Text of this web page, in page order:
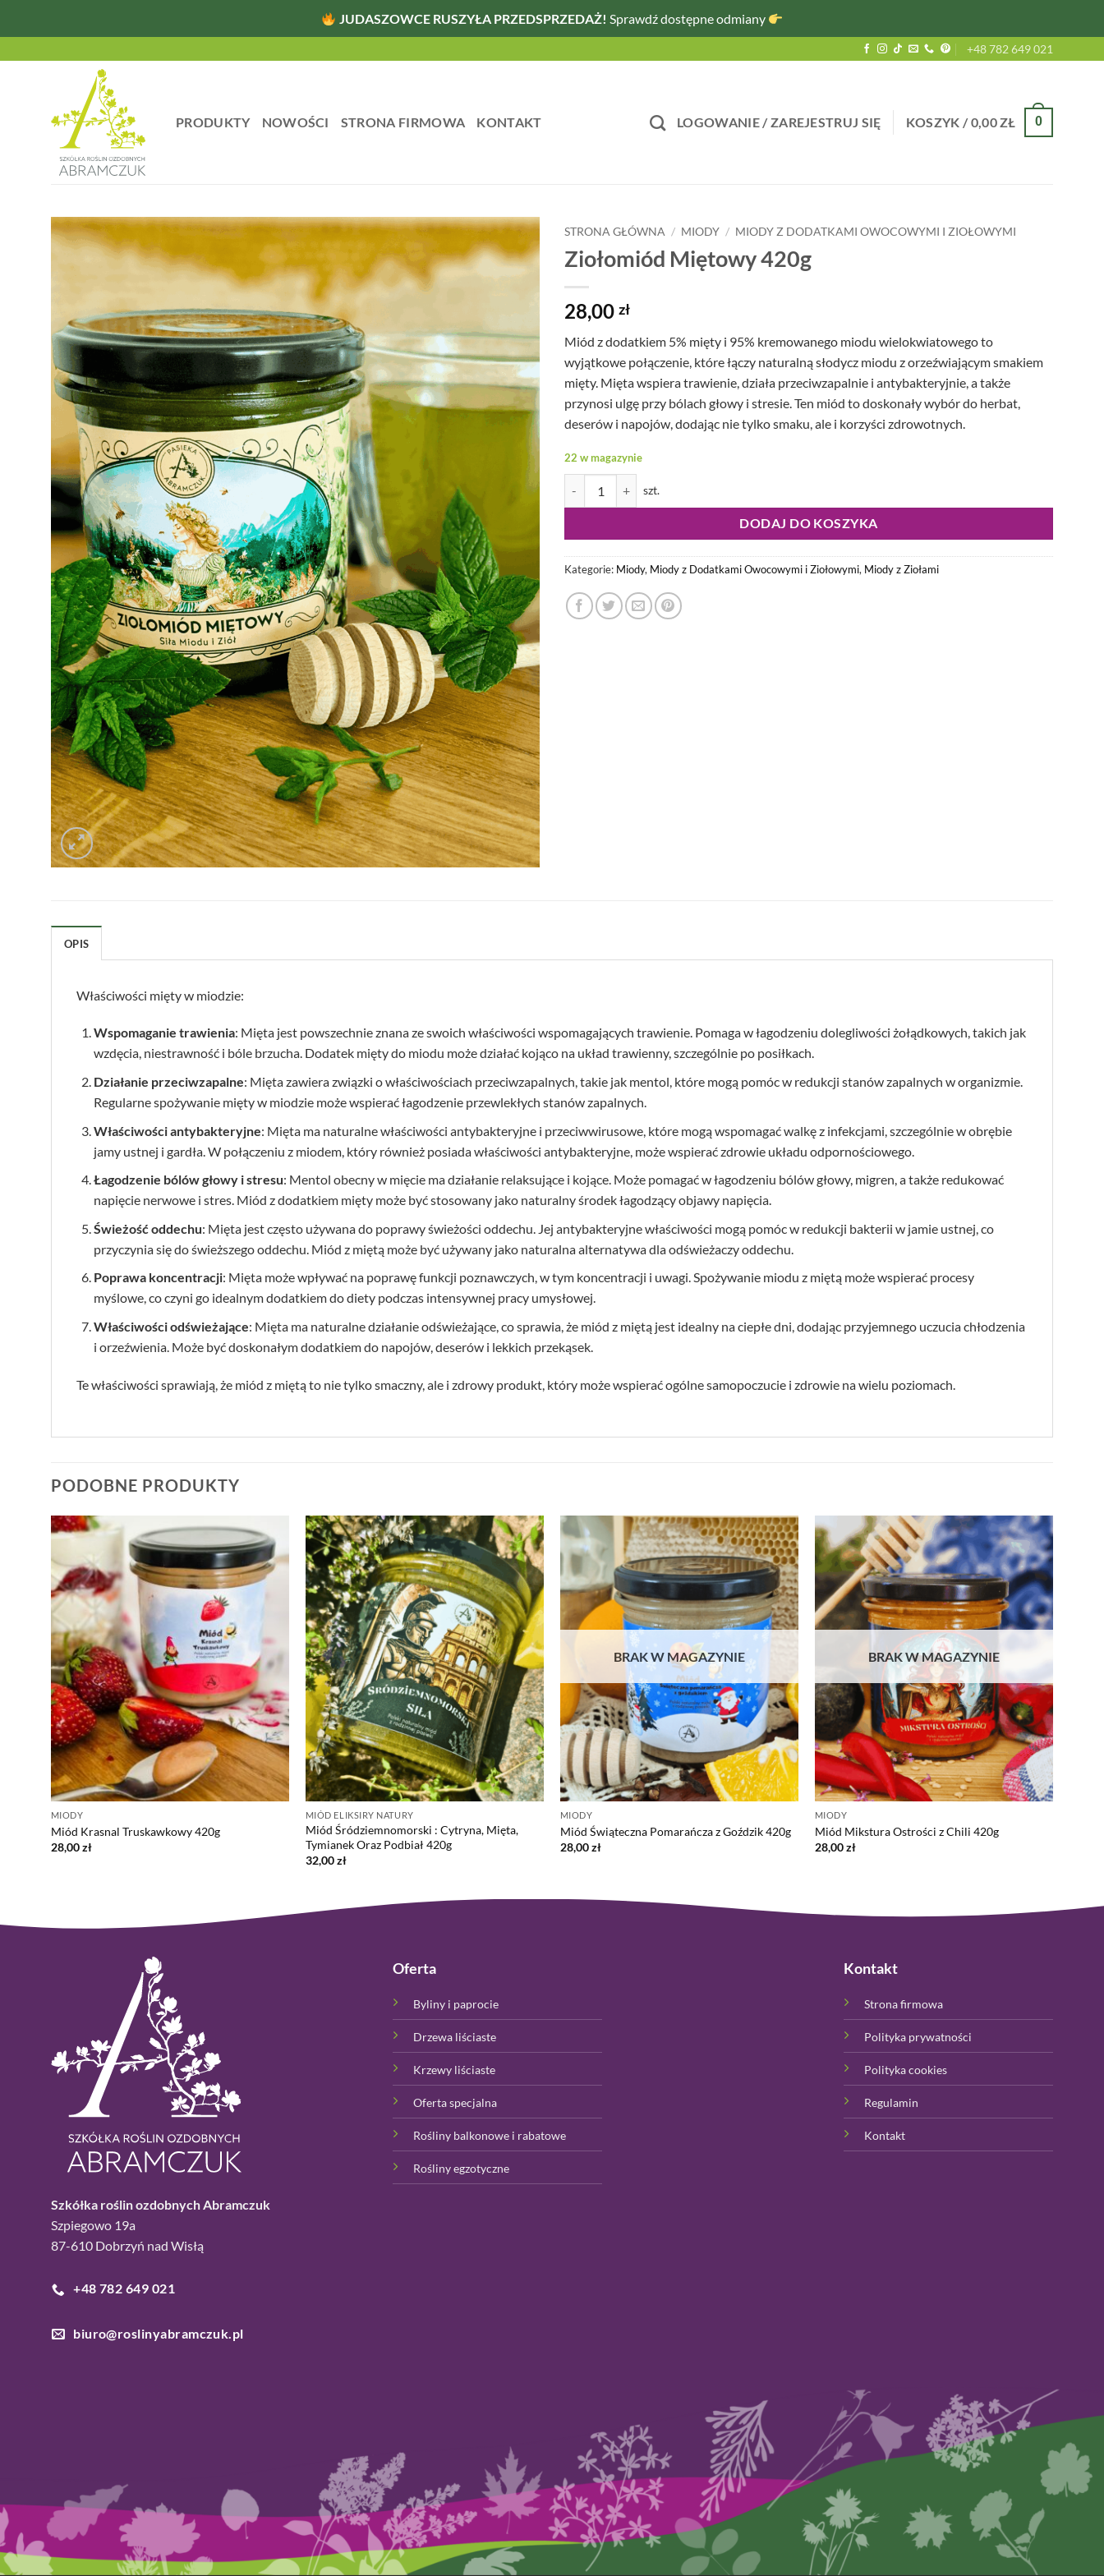
JUDASZOWCE RUSZYŁA PRZEDSPRZEDAŻ! Sprawdź dostępne odmiany
+48 782 649 021
PRODUKTY NOWOŚCI STRONA FIRMOWA KONTAKT LOGOWANIE / ZAREJESTRUJ SIĘ KOSZYK /0,00ZŁ 0
STRONA GŁÓWNA / MIODY / MIODY Z DODATKAMI OWOCOWYMI I ZIOŁOWYMI
Ziołomiód Miętowy 420g
28,00 zł
Miód z dodatkiem 5% mięty i 95% kremowanego miodu wielokwiatowego to
wyjątkowe połączenie, które łączy naturalną słodycz miodu z orzeźwiającym smakiem
mięty. Mięta wspiera trawienie, działa przeciwzapalnie i antybakteryjnie, a także
przynosi ulgę przy bólach głowy i stresie. Ten miód to doskonały wybór do herbat,
deserów i napojów, dodając nie tylko smaku, ale i korzyści zdrowotnych.
22 w magazynie
DODAJ DO KOSZYKA
Kategorie: Miody, Miody z Dodatkami Owocowymi i Ziołowymi, Miody z Ziołami
OPIS
Właściwości mięty w miodzie:
Wspomaganie trawienia: Mięta jest powszechnie znana ze swoich właściwości wspomagających trawienie. Pomaga w łagodzeniu dolegliwości żołądkowych, takich jak
wzdęcia, niestrawność i bóle brzucha. Dodatek mięty do miodu może działać kojąco na układ trawienny, szczególnie po posiłkach.
Działanie przeciwzapalne: Mięta zawiera związki o właściwościach przeciwzapalnych, takie jak mentol, które mogą pomóc w redukcji stanów zapalnych w organizmie.
Regularne spożywanie mięty w miodzie może wspierać łagodzenie przewlekłych stanów zapalnych.
Właściwości antybakteryjne: Mięta ma naturalne właściwości antybakteryjne i przeciwwirusowe, które mogą wspomagać walkę z infekcjami, szczególnie w obrębie
jamy ustnej i gardła. W połączeniu z miodem, który również posiada właściwości antybakteryjne, może wspierać zdrowie układu odpornościowego.
Łagodzenie bólów głowy i stresu: Mentol obecny w mięcie ma działanie relaksujące i kojące. Może pomagać w łagodzeniu bólów głowy, migren, a także redukować
napięcie nerwowe i stres. Miód z dodatkiem mięty może być stosowany jako naturalny środek łagodzący objawy napięcia.
Świeżość oddechu: Mięta jest często używana do poprawy świeżości oddechu. Jej antybakteryjne właściwości mogą pomóc w redukcji bakterii w jamie ustnej, co
przyczynia się do świeższego oddechu. Miód z miętą może być używany jako naturalna alternatywa dla odświeżaczy oddechu.
Poprawa koncentracji: Mięta może wpływać na poprawę funkcji poznawczych, w tym koncentracji i uwagi. Spożywanie miodu z miętą może wspierać procesy
myślowe, co czyni go idealnym dodatkiem do diety podczas intensywnej pracy umysłowej.
Właściwości odświeżające: Mięta ma naturalne działanie odświeżające, co sprawia, że miód z miętą jest idealny na ciepłe dni, dodając przyjemnego uczucia chłodzenia
i orzeźwienia. Może być doskonałym dodatkiem do napojów, deserów i lekkich przekąsek.
Te właściwości sprawiają, że miód z miętą to nie tylko smaczny, ale i zdrowy produkt, który może wspierać ogólne samopoczucie i zdrowie na wielu poziomach.
PODOBNE PRODUKTY
MIODY
Miód Krasnal Truskawkowy 420g
28,00zł
MIÓD ELIKSIRY NATURY
Miód Śródziemnomorski : Cytryna, Mięta,
Tymianek Oraz Podbiał 420g
32,00zł
BRAK W MAGAZYNIE
MIODY
Miód Świąteczna Pomarańcza z Goździk 420g
28,00zł
BRAK W MAGAZYNIE
MIODY
Miód Mikstura Ostrości z Chili 420g
28,00zł
Szkółka roślin ozdobnych Abramczuk
Szpiegowo 19a
87-610 Dobrzyń nad Wisłą
+48 782 649 021
biuro@roslinyabramczuk.pl
Oferta
Byliny i paprocie
Drzewa liściaste
Krzewy liściaste
Oferta specjalna
Rośliny balkonowe i rabatowe
Rośliny egzotyczne
Kontakt
Strona firmowa
Polityka prywatności
Polityka cookies
Regulamin
Kontakt